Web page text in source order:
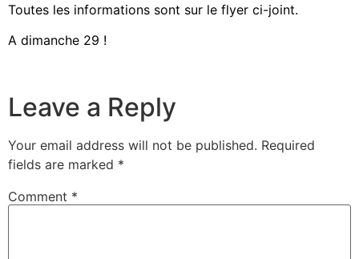
Toutes les informations sont sur le flyer ci-joint.
A dimanche 29 !
Leave a Reply
Your email address will not be published. Required
fields are marked *
Comment *